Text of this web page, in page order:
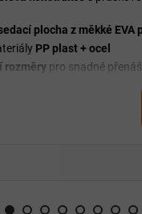
plocha z měkké EVA
PP plast + ocel
rozměry pro snadné
na zahradě, v dílně i